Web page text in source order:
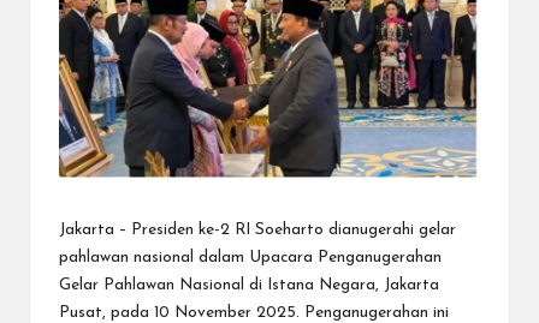
Jakarta – Presiden ke-2 RI Soeharto dianugerahi gelar
pahlawan nasional dalam Upacara Penganugerahan
Gelar Pahlawan Nasional di Istana Negara, Jakarta
Pusat, pada 10 November 2025. Penganugerahan ini